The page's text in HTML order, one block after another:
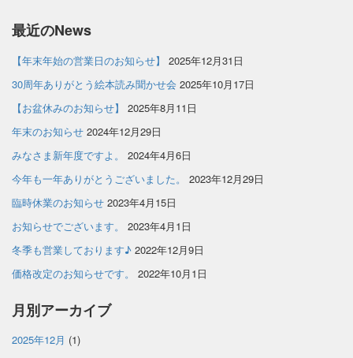
最近のNews
【年末年始の営業日のお知らせ】
2025年12月31日
30周年ありがとう絵本読み聞かせ会 2025年10月17日
【お盆休みのお知らせ】
2025年8月11日
年末のお知らせ 2024年12月29日
みなさま新年度ですよ。
2024年4月6日
今年も一年ありがとうございました。
2023年12月29日
臨時休業のお知らせ 2023年4月15日
お知らせでございます。
2023年4月1日
冬季も営業しております♪ 2022年12月9日
価格改定のお知らせです。
2022年10月1日
月別アーカイブ
2025年12月 (1)